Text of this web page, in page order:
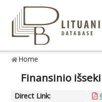
Home
Finansinio
Direct Link: